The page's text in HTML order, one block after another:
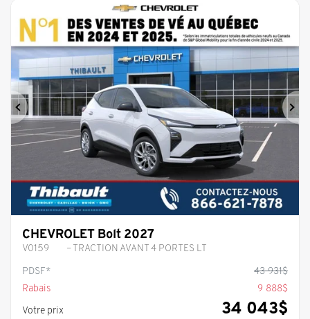
Précédent
CHEVROLET Bolt 2027
V0159
– TRACTION AVANT 4 PORTES LT
PDSF*
43 931$
Rabais
9 888$
Votre prix
34 043$